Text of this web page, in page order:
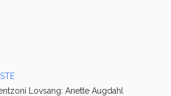
Lovsang: Anette Augdahl